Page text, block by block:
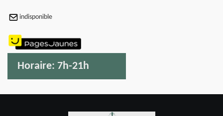
indisponible
Horaire: 7h-21h